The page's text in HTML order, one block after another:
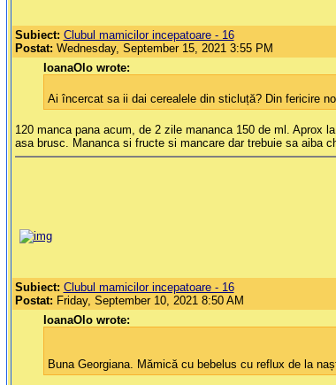
Subiect: Clubul mamicilor incepatoare - 16
Postat: Wednesday, September 15, 2021 3:55 PM
IoanaOlo wrote:
Ai încercat sa ii dai cerealele din sticluță? Din fericire
120 manca pana acum, de 2 zile mananca 150 de ml. Aprox
asa brusc. Mananca si fructe si mancare dar trebuie sa aiba
Subiect: Clubul mamicilor incepatoare - 16
Postat: Friday, September 10, 2021 8:50 AM
IoanaOlo wrote:
Buna Georgiana. Mămică cu bebelus cu reflux de la